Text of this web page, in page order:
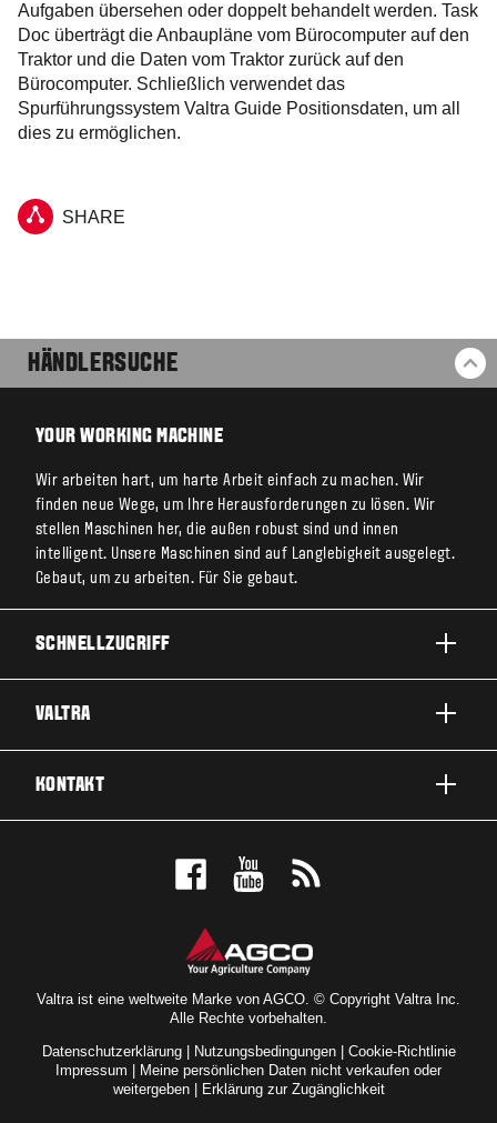
Aufgaben übersehen oder doppelt behandelt werden. Task
Doc überträgt die Anbaupläne vom Bürocomputer auf den
Traktor und die Daten vom Traktor zurück auf den
Bürocomputer. Schließlich verwendet das
Spurführungssystem Valtra Guide Positionsdaten, um all
dies zu ermöglichen.
SHARE
HÄNDLERSUCHE
YOUR WORKING MACHINE
Wir arbeiten hart, um harte Arbeit einfach zu machen. Wir
finden neue Wege, um Ihre Herausforderungen zu lösen. Wir
stellen Maschinen her, die außen robust sind und innen
intelligent. Unsere Maschinen sind auf Langlebigkeit ausgelegt.
Gebaut, um zu arbeiten. Für Sie gebaut.
SCHNELLZUGRIFF
SERVICE & REPARATUR
VALTRA
KONTAKT
Valtra ist eine weltweite Marke von AGCO. © Copyright Valtra Inc.
Alle Rechte vorbehalten.
Datenschutzerklärung| Nutzungsbedingungen| Cookie-Richtlinie
Impressum | Meine persönlichen Daten nicht verkaufen oder
weitergeben| Erklärung zur Zugänglichkeit